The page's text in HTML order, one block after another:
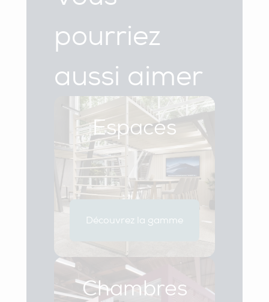
pourriez
aussi aimer
Espaces
Découvrez la gamme
Chambres